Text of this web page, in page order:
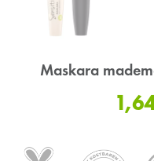
Maskara